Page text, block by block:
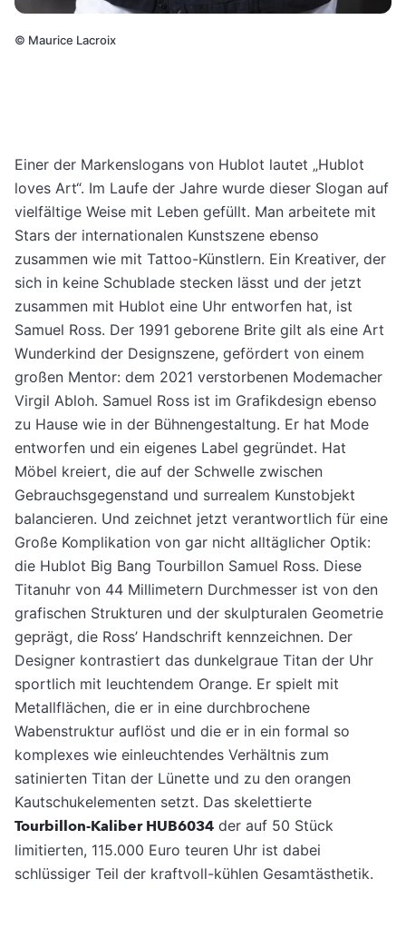
© Maurice Lacroix
Einer der Markenslogans von Hublot lautet „Hublot
loves Art“. Im Laufe der Jahre wurde dieser Slogan auf
vielfältige Weise mit Leben gefüllt. Man arbeitete mit
Stars der internationalen Kunstszene ebenso
zusammen wie mit Tattoo-Künstlern. Ein Kreativer, der
sich in keine Schublade stecken lässt und der jetzt
zusammen mit Hublot eine Uhr entworfen hat, ist
Samuel Ross. Der 1991 geborene Brite gilt als eine Art
Wunderkind der Designszene, gefördert von einem
großen Mentor: dem 2021 verstorbenen Modemacher
Virgil Abloh. Samuel Ross ist im Grafikdesign ebenso
zu Hause wie in der Bühnengestaltung. Er hat Mode
entworfen und ein eigenes Label gegründet. Hat
Möbel kreiert, die auf der Schwelle zwischen
Gebrauchsgegenstand und surrealem Kunstobjekt
balancieren. Und zeichnet jetzt verantwortlich für eine
Große Komplikation von gar nicht alltäglicher Optik:
die Hublot Big Bang Tourbillon Samuel Ross. Diese
Titanuhr von 44 Millimetern Durchmesser ist von den
grafischen Strukturen und der skulpturalen Geometrie
geprägt, die Ross’ Handschrift kennzeichnen. Der
Designer kontrastiert das dunkelgraue Titan der Uhr
sportlich mit leuchtendem Orange. Er spielt mit
Metallflächen, die er in eine durchbrochene
Wabenstruktur auflöst und die er in ein formal so
komplexes wie einleuchtendes Verhältnis zum
satinierten Titan der Lünette und zu den orangen
Kautschukelementen setzt. Das skelettierte
Tourbillon-Kaliber HUB6034 der auf 50 Stück
limitierten, 115.000 Euro teuren Uhr ist dabei
schlüssiger Teil der kraftvoll-kühlen Gesamtästhetik.